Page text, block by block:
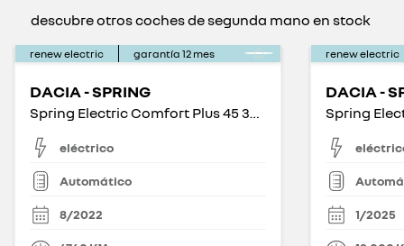
descubre otros coches de segunda mano en stock
renew electric garantía 12 mes
DACIA - SPRING
Spring Electric Comfort Plus 45 33kW
eléctrico
Automático
8/2022
renew electric
DACIA -
Spring
1/2025